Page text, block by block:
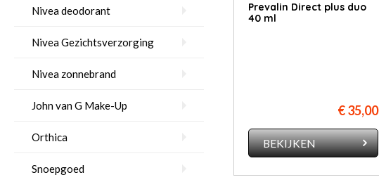
Nivea deodorant
Nivea Gezichtsverzorging
Nivea zonnebrand
John van G Make-Up
Orthica
Snoepgoed
Pre­va­lin Di­rect plus duo
40 ml
€ 35,00
BEKIJKEN